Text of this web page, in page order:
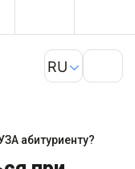
абитуриенту?